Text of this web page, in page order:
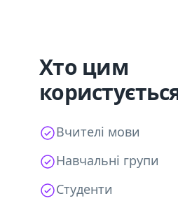
Хто цим
Вчителі мови
Навчальні групи
Студенти